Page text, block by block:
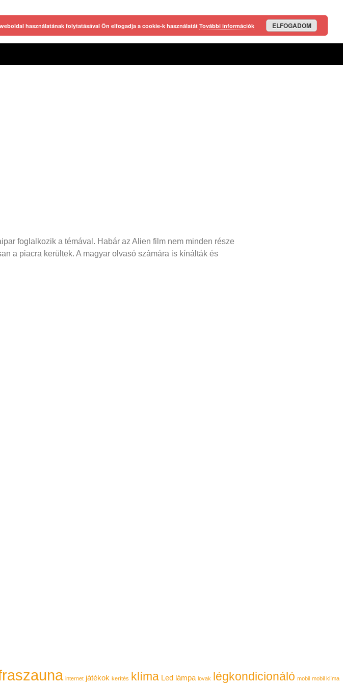
foglalkozik a témával. Habár az Alien film nem minden része
a piacra kerültek. A magyar olvasó számára is kínálták és
internet játékok kerítés klíma Led lámpa lovak légkondicionáló mobil mobil klíma
használatának folytatásával Ön elfogadja a cookie-k használatát További információk ELFOGADOM